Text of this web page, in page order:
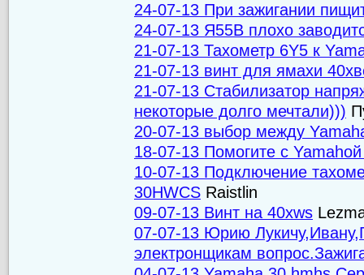
24-07-13 При зажигании
24-07-13 Я55В плохо
21-07-13 Тахометр 6Y5 к
21-07-13 винт для ямахи
21-07-13 Стабилизатор
некоторые долго мечтали)))
20-07-13 выбор между
18-07-13 Помогите с
10-07-13 Подключение
30HWCS Raistlin
09-07-13 Винт на 40xws
07-07-13 Юрию
электронщикам